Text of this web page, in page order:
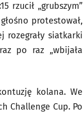
rzucił „grubszym”
protestował,
siatkarki
po raz „wbijała
kolana. We
Challenge Cup. Po